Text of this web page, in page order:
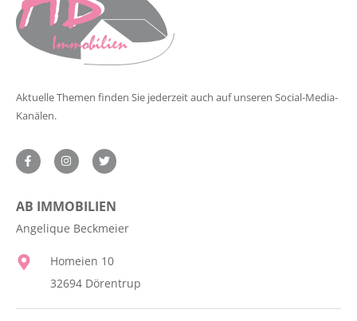
Aktuelle Themen finden Sie jederzeit auch auf unseren Social-Media-
Kanälen.
AB IMMOBILIEN
Angelique Beckmeier
Homeien 10
32694 Dörentrup